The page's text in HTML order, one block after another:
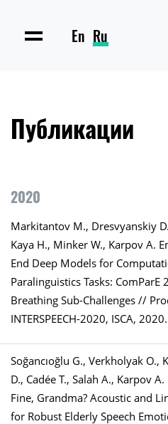
En Ru
Публикации
2020
Markitantov M., Dresvyanskiy
Kaya H., Minker W., Karpov A.
End Deep Models for
Paralinguistics Tasks: ComParE
Breathing Sub-Challenges //
INTERSPEECH-2020, ISCA,
Soğancıoğlu G., Verkholyak O.,
D., Cadée T., Salah A., Karpov
Fine, Grandma? Acoustic and
for Robust Elderly Speech